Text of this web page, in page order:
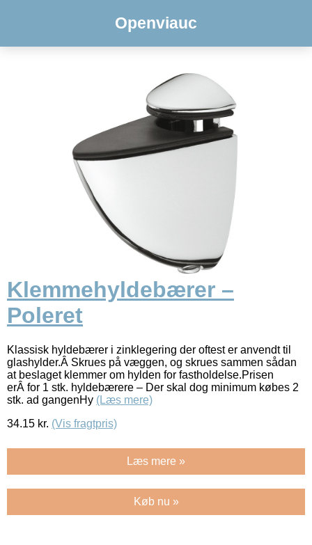
Openviauc
Klemmehyldebærer –
Poleret
Klassisk hyldebærer i zinklegering der oftest er anvendt til
glashylder.Â Skrues på væggen, og skrues sammen sådan
at beslaget klemmer om hylden for fastholdelse.Prisen
erÂ for 1 stk. hyldebærere – Der skal dog minimum købes 2
stk. ad gangenHy (Læs mere)
34.15 kr. (Vis fragtpris)
Læs mere »
Køb nu »